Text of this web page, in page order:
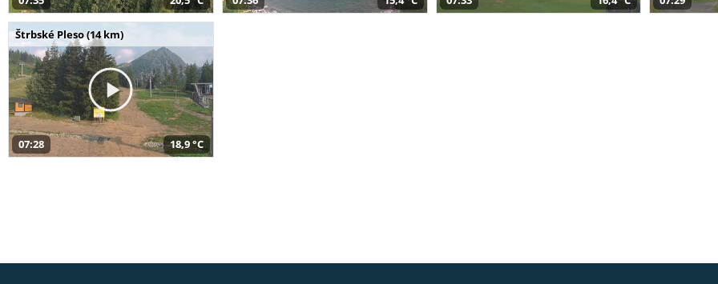
Štrbské Pleso (14 km)
07:28 18,9 °C